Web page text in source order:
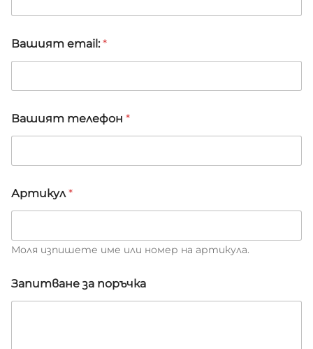
Вашият email: *
Вашият телефон *
Артикул *
Моля изпишете име или номер на артикула.
а
п
Запитване за поръчка